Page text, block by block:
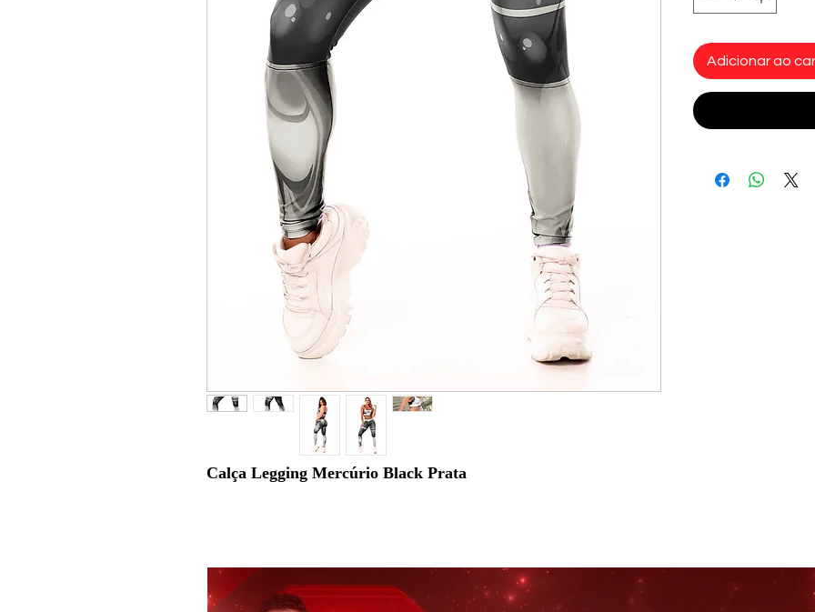
Calça Legging Mercúrio Black Prata
em uma peça única. Com design fusô moderno que valoriza cada curva, ela
traz o contraste poderoso do preto com o prata, criando um visual elegante,
ousado e exclusivo para os seus treinos e para o dia a dia.
Adicionar ao